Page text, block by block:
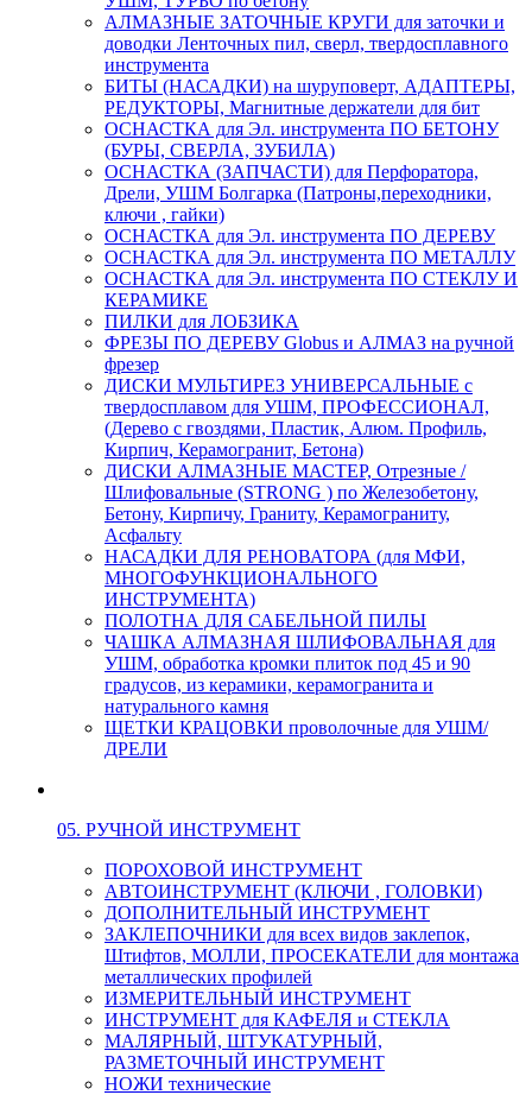
АЛМАЗНЫЕ ЗАТОЧНЫЕ КРУГИ для заточки и
доводки Ленточных пил, сверл, твердосплавного
инструмента
БИТЫ (НАСАДКИ) на шуруповерт, АДАПТЕРЫ,
РЕДУКТОРЫ, Магнитные держатели для бит
ОСНАСТКА для Эл. инструмента ПО БЕТОНУ
(БУРЫ, СВЕРЛА, ЗУБИЛА)
ОСНАСТКА (ЗАПЧАСТИ) для Перфоратора,
Дрели, УШМ Болгарка (Патроны,переходники,
ключи , гайки)
ОСНАСТКА для Эл. инструмента ПО ДЕРЕВУ
ОСНАСТКА для Эл. инструмента ПО МЕТАЛЛУ
ОСНАСТКА для Эл. инструмента ПО СТЕКЛУ И
КЕРАМИКЕ
ПИЛКИ для ЛОБЗИКА
ФРЕЗЫ ПО ДЕРЕВУ Globus и АЛМАЗ на ручной
фрезер
ДИСКИ МУЛЬТИРЕЗ УНИВЕРСАЛЬНЫЕ с
твердосплавом для УШМ, ПРОФЕССИОНАЛ,
(Дерево с гвоздями, Пластик, Алюм. Профиль,
Кирпич, Керамогранит, Бетона)
ДИСКИ АЛМАЗНЫЕ МАСТЕР, Отрезные /
Шлифовальные (STRONG ) по Железобетону,
Бетону, Кирпичу, Граниту, Керамограниту,
Асфальту
НАСАДКИ ДЛЯ РЕНОВАТОРА (для МФИ,
МНОГОФУНКЦИОНАЛЬНОГО
ИНСТРУМЕНТА)
ПОЛОТНА ДЛЯ САБЕЛЬНОЙ ПИЛЫ
ЧАШКА АЛМАЗНАЯ ШЛИФОВАЛЬНАЯ для
УШМ, обработка кромки плиток под 45 и 90
градусов, из керамики, керамогранита и
натурального камня
ЩЕТКИ КРАЦОВКИ проволочные для УШМ/
ДРЕЛИ
05. РУЧНОЙ ИНСТРУМЕНТ
ПОРОХОВОЙ ИНСТРУМЕНТ
АВТОИНСТРУМЕНТ (КЛЮЧИ , ГОЛОВКИ)
ДОПОЛНИТЕЛЬНЫЙ ИНСТРУМЕНТ
ЗАКЛЕПОЧНИКИ для всех видов заклепок,
Штифтов, МОЛЛИ, ПРОСЕКАТЕЛИ для монтажа
металлических профилей
ИЗМЕРИТЕЛЬНЫЙ ИНСТРУМЕНТ
ИНСТРУМЕНТ для КАФЕЛЯ и СТЕКЛА
МАЛЯРНЫЙ, ШТУКАТУРНЫЙ,
РАЗМЕТОЧНЫЙ ИНСТРУМЕНТ
НОЖИ технические